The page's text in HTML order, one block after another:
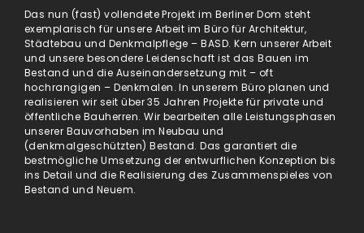
Das nun (fast) vollendete Projekt im Berliner Dom steht
exemplarisch für unsere Arbeit im Büro für Architektur,
Städtebau und Denkmalpflege – BASD. Kern unserer Arbeit
und unsere besondere Leidenschaft ist das Bauen im
Bestand und die Auseinandersetzung mit – oft
hochrangigen – Denkmalen. In unserem Büro planen und
realisieren wir seit über 35 Jahren Projekte für private und
öffentliche Bauherren. Wir bearbeiten alle Leistungsphasen
unserer Bauvorhaben im Neubau und
(denkmalgeschützten) Bestand. Das garantiert die
bestmögliche Umsetzung der entwurflichen Konzeption bis
ins Detail und die Realisierung des Zusammenspieles von
Bestand und Neuem.